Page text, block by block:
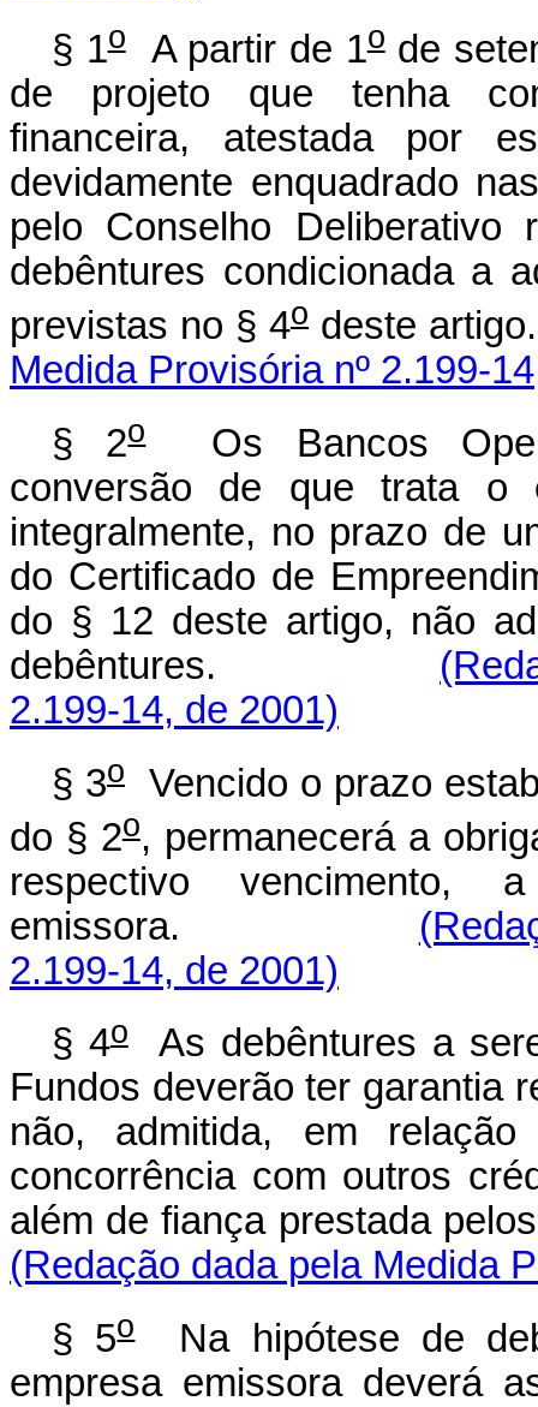
§ 1oA partir de 1ode
de projeto que tenha
financeira, atestada por
devidamente enquadrado
pelo Conselho Deliberativo
debêntures condicionada a
previstas no § 4o deste
Medida Provisória nº 2.199-
§ 2oOs Bancos
conversão de que trata o
integralmente, no prazo de
do Certificado de
do § 12 deste artigo, não
debêntures.
2.199-14, de 2001)
§ 3o
Vencido o prazo
do § 2o, permanecerá a
respectivo vencimento,
emissora.
2.199-14, de 2001)
§ 4oAs debêntures a
Fundos deverão ter garantia
não, admitida, em
concorrência com outros
além de fiança prestada
(Redação dada pela Medida
§ 5oNa hipótese de
empresa emissora deverá